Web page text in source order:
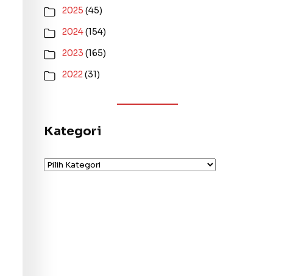
2025 (45)
2024(154)
2023 (165)
2022(31)
Kategori
Kategori